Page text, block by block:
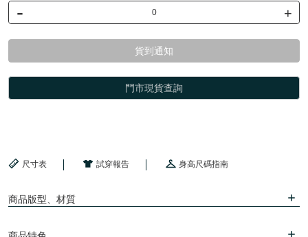
- +
貨到通知
門市現貨查詢
尺寸表 試穿報告 身高尺碼指南
商品版型、材質